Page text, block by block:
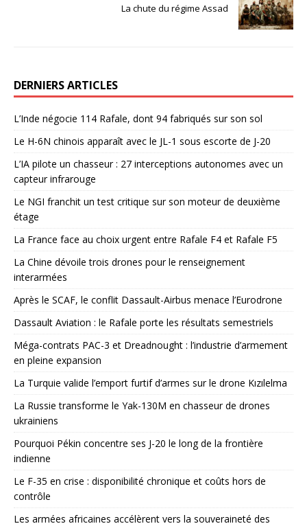
La chute du régime Assad
DERNIERS ARTICLES
L’Inde négocie 114 Rafale, dont 94 fabriqués sur son sol
Le H-6N chinois apparaît avec le JL-1 sous escorte de J-20
L’IA pilote un chasseur : 27 interceptions autonomes avec un
capteur infrarouge
Le NGI franchit un test critique sur son moteur de deuxième
étage
La France face au choix urgent entre Rafale F4 et Rafale F5
La Chine dévoile trois drones pour le renseignement
interarmées
Après le SCAF, le conflit Dassault-Airbus menace l’Eurodrone
Dassault Aviation : le Rafale porte les résultats semestriels
Méga-contrats PAC-3 et Dreadnought : l’industrie d’armement
en pleine expansion
La Turquie valide l’emport furtif d’armes sur le drone Kızılelma
La Russie transforme le Yak-130M en chasseur de drones
ukrainiens
Pourquoi Pékin concentre ses J-20 le long de la frontière
indienne
Le F-35 en crise : disponibilité chronique et coûts hors de
contrôle
Les armées africaines accélèrent vers la souveraineté des